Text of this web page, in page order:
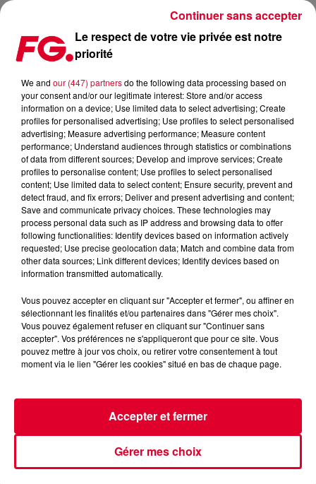
MORT DE PHILIPP JUNG, FIGURE DE LA HOUSE ET
Le respect de votre vie privée est notre
priorité
We and our (447) partnersdo the following data processing based on
your consent and/or our legitimate interest: Store and/or access
information on a device; Use limited data to select advertising; Create
profiles for personalised advertising; Use profiles to select personalised
advertising; Measure advertising performance; Measure content
performance; Understand audiences through statistics or combinations
of data from different sources; Develop and improve services; Create
profiles to personalise content; Use profiles to select personalised
content; Use limited data to select content; Ensure security, prevent and
detect fraud, and fix errors; Deliver and present advertising and content;
Save and communicate privacy choices. These technologies may
process personal data such as IP address and browsing data to offer
following functionalities: Identify devices based on information actively
requested; Use precise geolocation data; Match and combine data from
other data sources; Link different devices; Identify devices based on
information transmitted automatically.
Vous pouvez accepter en cliquant sur "Accepter et fermer", ou affiner en
sélectionnant les finalités et/ou partenaires dans "Gérer mes choix".
Vous pouvez également refuser en cliquant sur "Continuer sans
accepter". Vos préférences ne s'appliqueront que pour ce site. Vous
pouvez mettre à jour vos choix, ou retirer votre consentement à tout
moment via le lien "Gérer les cookies" situé en bas de chaque page.
Gérer mes choix
Accepter et fermer
Continuer sans accepter